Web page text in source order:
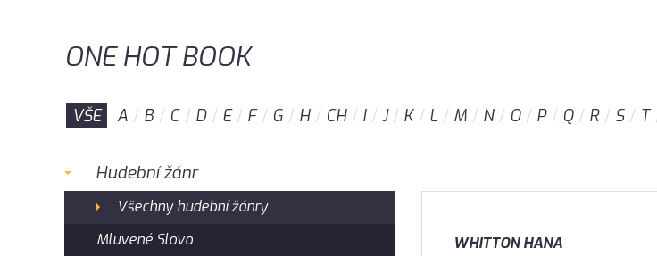
ONE HOT BOOK
VŠE A B C D E F G H CH I J K L M N O P Q R S T
Hudební žánr
Všechny hudební žánry
Mluvené Slovo
WHITTON HANA